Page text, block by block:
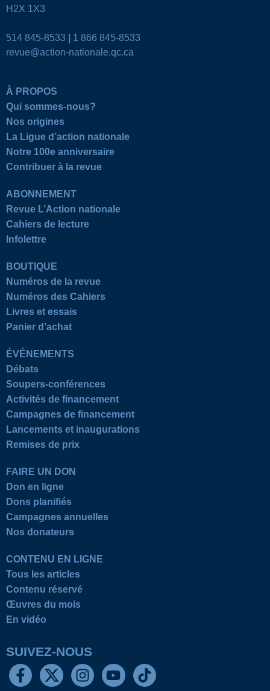
H2X 1X3
514 845-8533
1 866 845-8533
revue@action-nationale.qc.ca
À PROPOS
Qui sommes-nous?
Nos origines
La Ligue d’action nationale
Notre 100e anniversaire
Contribuer à la revue
ABONNEMENT
Revue L’Action nationale
Cahiers de lecture
Infolettre
BOUTIQUE
Numéros de la revue
Numéros des Cahiers
Livres et essais
Panier d’achat
ÉVÉNEMENTS
Débats
Soupers-conférences
Activités de financement
Campagnes de financement
Lancements et inaugurations
Remises de prix
FAIRE UN DON
Don en ligne
Dons planifiés
Campagnes annuelles
Nos donateurs
CONTENU EN LIGNE
Tous les articles
Contenu réservé
Œuvres du mois
En vidéo
SUIVEZ-NOUS